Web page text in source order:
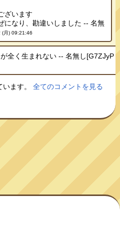
ざいます
になり、勘違いしました -- 名無
月) 09:21:46
全く生まれない -- 名無し[G7ZJyP
います。全てのコメントを見る